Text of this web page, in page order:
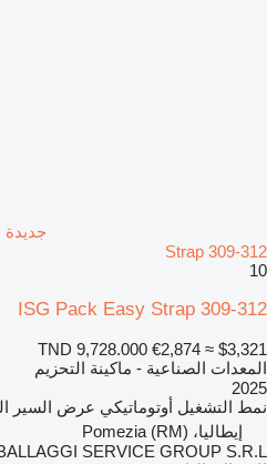
Strap 309-312
10
ISG Pack Easy Strap 309-312
TND 9,728.000 €2,874 ≈ $3,321
المعدات الصناعية - ماكينة التحزيم
2025
نمط التشغيل أوتوماتيكي عرض السير
إيطاليا، Pomezia (RM)
SERVICE GROUP S.R.L.